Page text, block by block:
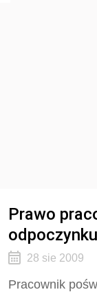
Prawo
28 sie 2009
Pracownik